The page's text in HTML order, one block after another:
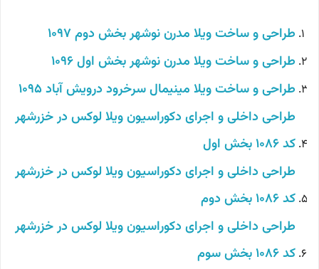
طراحی و ساخت ویلا مدرن نوشهر بخش دوم 1097
طراحی و ساخت ویلا مدرن نوشهر بخش اول 1096
طراحی و ساخت ویلا مینیمال سرخرود درویش آباد 1095
طراحی داخلی و اجرای دکوراسیون ویلا لوکس در خزرشهر
کد 1086 بخش اول
طراحی داخلی و اجرای دکوراسیون ویلا لوکس در خزرشهر
کد 1086 بخش دوم
طراحی داخلی و اجرای دکوراسیون ویلا لوکس در خزرشهر
کد 1086 بخش سوم